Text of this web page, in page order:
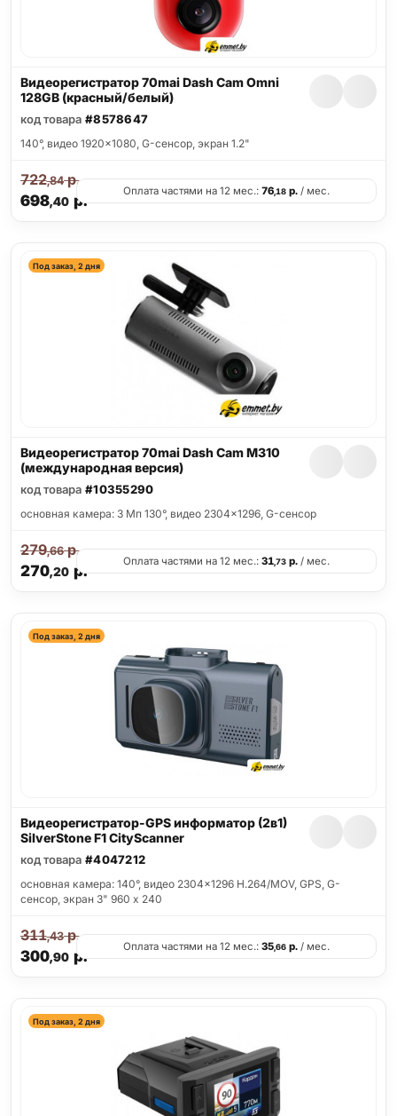
Видеорегистратор 70mai Dash Cam Omni
128GB (красный/белый)
код товара #8578647
140°, видео 1920x1080, G-сенсор, экран 1.2"
698,40р.
722,84р.
Оплата частями на 12 мес.: 76,18 р. / мес.
Под заказ, 2 дня
Видеорегистратор 70mai Dash Cam M310
(международная версия)
код товара #10355290
основная камера: 3 Мп 130°, видео 2304x1296, G-сенсор
270,20р.
279,66р.
Оплата частями на 12 мес.: 31,73 р. / мес.
Под заказ, 2 дня
Видеорегистратор-GPS информатор (2в1)
SilverStone F1 CityScanner
код товара #4047212
основная камера: 140°, видео 2304x1296 H.264/MOV, GPS, G-
сенсор, экран 3" 960 x 240
300,90р.
311,43р.
Оплата частями на 12 мес.: 35,66 р. / мес.
Под заказ, 2 дня